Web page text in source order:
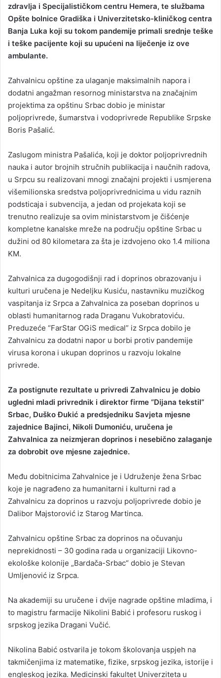
zdravlja i Specijalističkom centru Hemera, te službama
Opšte bolnice Gradiška i Univerzitetsko-kliničkog centra
Banja Luka koji su tokom pandemije primali srednje teške
i teške pacijente koji su upućeni na liječenje iz ove
ambulante.
Zahvalnicu opštine za ulaganje maksimalnih napora i
dodatni angažman resornog ministarstva na značajnim
projektima za opštinu Srbac dobio je ministar
poljoprivrede, šumarstva i vodoprivrede Republike Srpske
Boris Pašalić.
Zaslugom ministra Pašalića, koji je doktor poljoprivrednih
nauka i autor brojnih stručnih publikacija i naučnih radova,
u Srpcu su realizovani mnogi značajni projekti i usmjerena
višemilionska sredstva poljoprivrednicima u vidu raznih
podsticaja i subvencija, a jedan od projekata koji se
trenutno realizuje sa ovim ministarstvom je čišćenje
kompletne kanalske mreže na području opštine Srbac u
dužini od 80 kilometara za šta je izdvojeno oko 1.4 miliona
KM.
Zahvalnica za dugogodišnji rad i doprinos obrazovanju i
kulturi uručena je Nedeljku Kusiću, nastavniku muzičkog
vaspitanja iz Srpca a Zahvalnica za poseban doprinos u
oblasti humanitarnog rada Draganu Vukobratoviću.
Preduzeće “FarStar OGiS medical” iz Srpca dobilo je
Zahvalnicu za dodatni napor u borbi protiv pandemije
virusa korona i ukupan doprinos u razvoju lokalne
privrede.
Za postignute rezultate u privredi Zahvalnicu je dobio
ugledni mladi privrednik i direktor firme “Dijana tekstil”
Srbac, Duško Đukić a predsjedniku Savjeta mjesne
zajednice Bajinci, Nikoli Dumoniću, uručena je
Zahvalnica za neizmjeran doprinos i nesebično zalaganje
za dobrobit ove mjesne zajednice.
Među dobitnicima Zahvalnice je i Udruženje žena Srbac
koje je nagrađeno za humanitarni i kulturni rad a
Zahvalnicu za doprinos u razvoju poljoprivrede dobio je
Dalibor Majstorović iz Starog Martinca.
Zahvalnicu opštine Srbac za doprinos na očuvanju
neprekidnosti – 30 godina rada u organizaciji Likovno-
ekološke kolonije „Bardača-Srbac“ dobio je Stevan
Umljenović iz Srpca.
Na akademiji su uručene i dvije nagrade opštine mladima, i
to magistru farmacije Nikolini Babić i profesoru ruskog i
srpskog jezika Dragani Vučić.
Nikolina Babić ostvarila je tokom školovanja uspjeh na
takmičenjima iz matematike, fizike, srpskog jezika, istorije i
engleskog jezika. Medicinski fakultet Univerziteta u